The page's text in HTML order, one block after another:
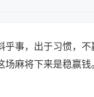
事，出于习惯，不
麻将下来是稳赢